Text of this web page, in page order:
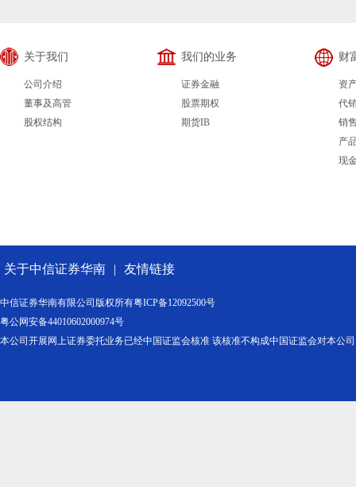
关于我们
公司介绍
董事及高管
股权结构
我们的业务
证券金融
股票期权
期货IB
财
资
代
销
产
现
关于中信证券华南 | 友情链接
中信证券华南有限公司版权所有粤ICP备12092500号
粤公网安备44010602000974号
本公司开展网上证券委托业务已经中国证监会核准 该核准不构成中国证监会对本公